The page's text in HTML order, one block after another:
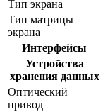
Тип экрана
Тип матрицы
экрана
Интерфейсы
Устройства
хранения данных
Оптический
привод